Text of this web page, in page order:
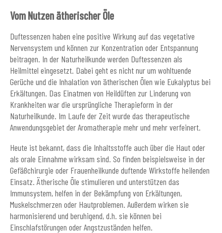
Vom Nutzen ätherischer Öle
Duftessenzen haben eine positive Wirkung auf das vegetative
Nervensystem und können zur Konzentration oder Entspannung
beitragen. In der Naturheilkunde werden Duftessenzen als
Heilmittel eingesetzt. Dabei geht es nicht nur um wohltuende
Gerüche und die Inhalation von ätherischen Ölen wie Eukalyptus bei
Erkältungen. Das Einatmen von Heildüften zur Linderung von
Krankheiten war die ursprüngliche Therapieform in der
Naturheilkunde. Im Laufe der Zeit wurde das therapeutische
Anwendungsgebiet der Aromatherapie mehr und mehr verfeinert.
Heute ist bekannt, dass die Inhaltsstoffe auch über die Haut oder
als orale Einnahme wirksam sind. So finden beispielsweise in der
Gefäßchirurgie oder Frauenheilkunde duftende Wirkstoffe heilenden
Einsatz. Ätherische Öle stimulieren und unterstützen das
Immunsystem, helfen in der Bekämpfung von Erkältungen,
Muskelschmerzen oder Hautproblemen. Außerdem wirken sie
harmonisierend und beruhigend, d.h. sie können bei
Einschlafstörungen oder Angstzuständen helfen.